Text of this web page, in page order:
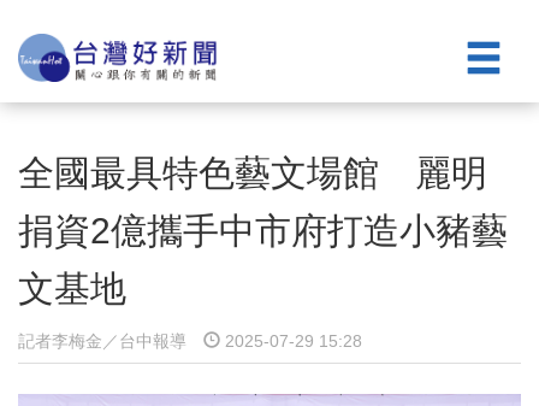
全國最具特色藝文場館 麗明
捐資2億攜手中市府打造小豬藝
文基地
記者李梅金／台中報導 2025-07-29 15:28